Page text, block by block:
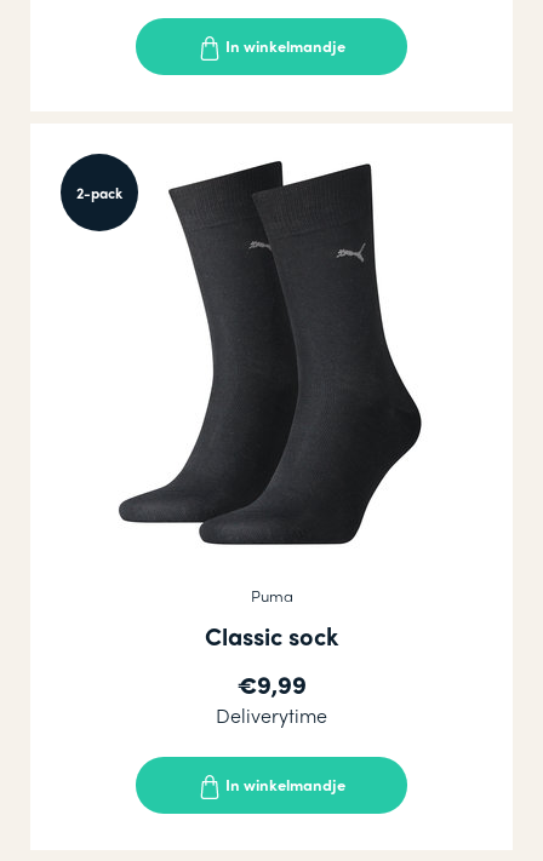
In winkelmandje
2-pack
Puma
Classic sock
€9,99
Deliverytime
In winkelmandje